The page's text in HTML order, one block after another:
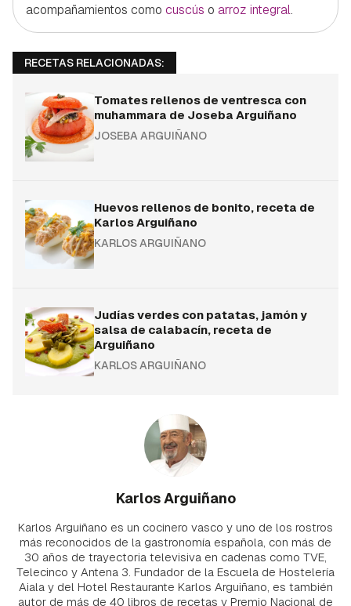
acompañamientos como cuscús o arroz integral.
RECETAS RELACIONADAS:
Tomates rellenos de ventresca con
muhammara de Joseba Arguiñano
JOSEBA ARGUIÑANO
Huevos rellenos de bonito, receta de
Karlos Arguiñano
KARLOS ARGUIÑANO
Judías verdes con patatas, jamón y
salsa de calabacín, receta de
Arguiñano
KARLOS ARGUIÑANO
Karlos Arguiñano
Karlos Arguiñano es un cocinero vasco y uno de los rostros
más reconocidos de la gastronomía española, con más de
30 años de trayectoria televisiva en cadenas como TVE,
Telecinco y Antena 3. Fundador de la Escuela de Hostelería
Aiala y del Hotel Restaurante Karlos Arguiñano, es también
autor de más de 40 libros de recetas y Premio Nacional de